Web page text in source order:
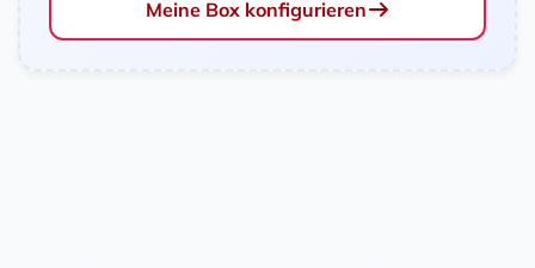
Meine Box konfigurieren